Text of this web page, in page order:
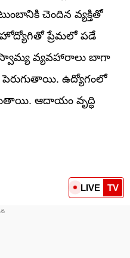
చెందిన వ్యక్తితో
ప్రేమలో పడే
వ్యవహారాలు బాగా
పెరుగుతాయి. ఉద్యోగంలో
ఆదాయం వృద్ధి
LIVE TV